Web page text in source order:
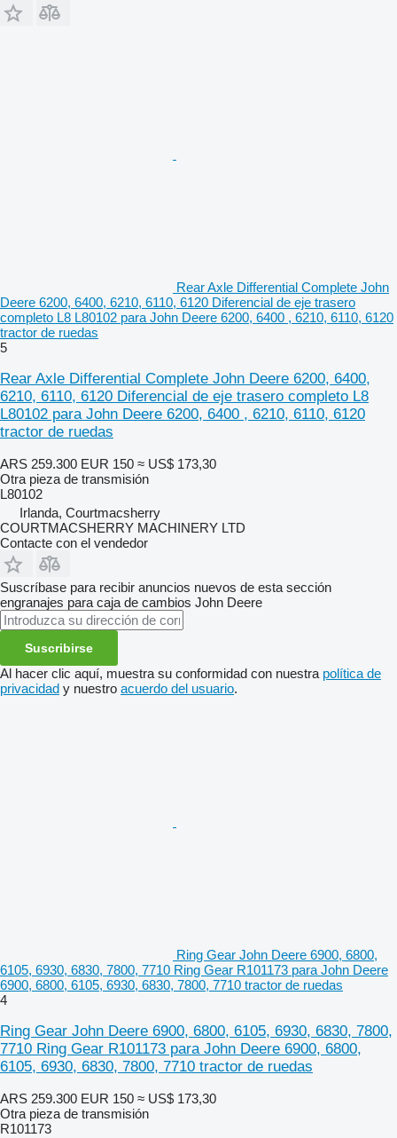
Rear Axle Differential Complete John
Deere 6200, 6400, 6210, 6110, 6120 Diferencial de eje trasero
completo L8 L80102 para John Deere 6200, 6400 , 6210, 6110, 6120
tractor de ruedas
5
Rear Axle Differential Complete John Deere 6200, 6400,
6210, 6110, 6120 Diferencial de eje trasero completo L8
L80102 para John Deere 6200, 6400 , 6210, 6110, 6120
tractor de ruedas
ARS 259.300 EUR 150 ≈ US$ 173,30
Otra pieza de transmisión
L80102
Irlanda, Courtmacsherry
COURTMACSHERRY MACHINERY LTD
Contacte con el vendedor
Suscríbase para recibir anuncios nuevos de esta sección
engranajes para caja de cambios John Deere
Suscribirse
Al hacer clic aquí, muestra su conformidad con nuestra política de
privacidad y nuestro acuerdo del usuario.
Ring Gear John Deere 6900, 6800,
6105, 6930, 6830, 7800, 7710 Ring Gear R101173 para John Deere
6900, 6800, 6105, 6930, 6830, 7800, 7710 tractor de ruedas
4
Ring Gear John Deere 6900, 6800, 6105, 6930, 6830, 7800,
7710 Ring Gear R101173 para John Deere 6900, 6800,
6105, 6930, 6830, 7800, 7710 tractor de ruedas
ARS 259.300 EUR 150 ≈ US$ 173,30
Otra pieza de transmisión
R101173